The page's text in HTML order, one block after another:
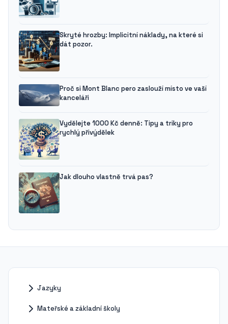
Skryté hrozby: Implicitní náklady, na které si
dát pozor.
Proč si Mont Blanc pero zaslouží místo ve vaší
kanceláři
Vydělejte 1000 Kč denně: Tipy a triky pro
rychlý přivýdělek
Jak dlouho vlastně trvá pas?
Jazyky
Mateřské a základní školy